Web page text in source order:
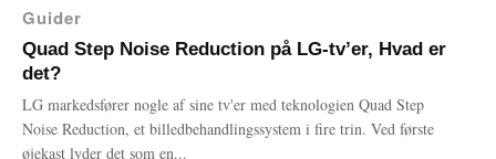
Guider
Quad Step Noise Reduction på LG-tv’er, Hvad er
det?
LG markedsfører nogle af sine tv'er med teknologien Quad Step
Noise Reduction, et billedbehandlingssystem i fire trin. Ved første
øjekast lyder det som en...